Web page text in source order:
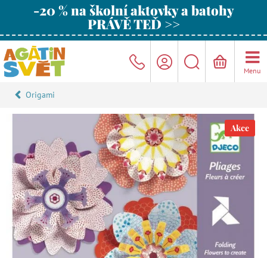
-20 % na školní aktovky a batohy
PRÁVĚ TEĎ >>
Menu
Origami
Akce